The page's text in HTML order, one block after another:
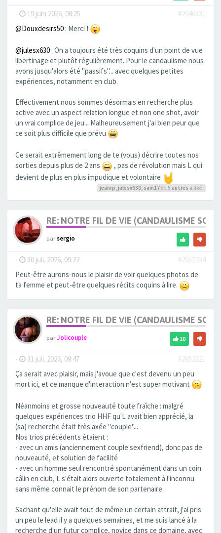
- 19 juin 2026, 08:25
#2946331
@Douxdesirs50 : Merci !
@julesx630 : On a toujours été très coquins d'un point de vue
libertinage et plutôt régulièrement. Pour le candaulisme nous
avons jusqu'alors été "passifs"... avec quelques petites
expériences, notamment en club.
Effectivement nous sommes désormais en recherche plus
active avec un aspect relation longue et non one shot, avoir
un vrai complice de jeu... Malheureusement j'ai bien peur que
ce soit plus difficile que prévu
Ce serait extrêmement long de te (vous) décrire toutes nos
sorties depuis plus de 2 ans
, pas de révolution mais L qui
devient de plus en plus impudique et volontaire
jeanrp, julesx630, sam17et 5 autres a liké
RE: NOTRE FIL DE VIE (CANDAULISME
parsergio
- 30 juil. 2026, 09:22
#2952034
Peut-être aurons-nous le plaisir de voir quelques photos de
ta femme et peut-être quelques récits coquins à lire.
RE: NOTRE FIL DE VIE (CANDAULISME
parJolicouple 10
- 31 juil. 2026, 09:47
#2952221
Ça serait avec plaisir, mais j'avoue que c'est devenu un peu
mort ici, et ce manque d'interaction n'est super motivant
Néanmoins et grosse nouveauté toute fraîche : malgré
quelques expériences trio HHF qu'L avait bien apprécié, la
(sa) recherche était très axée "couple"...
Nos trios précédents étaient :
- avec un amis (anciennement couple sexfriend), donc pas de
nouveauté, et solution de facilité
- avec un homme seul rencontré spontanément dans un coin
câlin en club, L s'était alors ouverte totalement à l'inconnu
sans même connait le prénom de son partenaire.
Sachant qu'elle avait tout de même un certain attrait, j'ai pris
un peu le lead il y a quelques semaines, et me suis lancé à la
recherche d'un futur complice, novice dans ce domaine, avec